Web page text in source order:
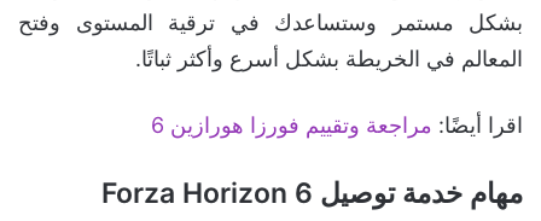
بشكل مستمر وستساعدك في ترقية المستوى وفتح
المعالم في الخريطة بشكل أسرع وأكثر ثباتًا.
اقرا أيضًا: مراجعة وتقييم فورزا هورازين 6
مهام خدمة توصيل Forza Horizon 6